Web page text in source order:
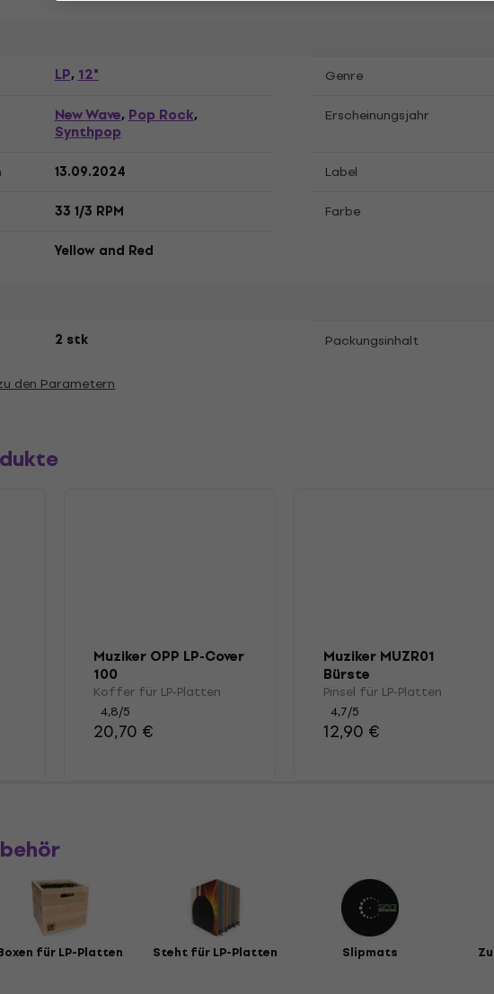
LP,12"
Genre
New Wave,Pop Rock,
Synthpop
Erscheinungsjahr
13.09.2024
Label
33 1/3 RPM
Farbe
Yellow and Red
2 stk Packungsinhalt
den Parametern
Muziker OPP LP-Cover
100
Koffer für LP-Platten
4,8/5
20,70 €
Muziker MUZR01
Bürste
Pinsel für LP-Platten
4,7/5
12,90 €
für LP-Platten Steht für LP-Platten Slipmats